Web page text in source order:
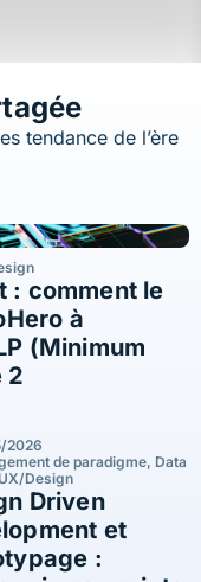
tendance de l’ère
: comment le
à
(Minimum
2
2026
de paradigme, Data
UX/Design
Driven
et
: